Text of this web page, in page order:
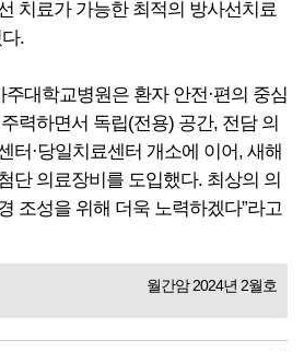
치료가 가능한 최적의 방사선치료
.
주대학교병원은 환자 안전·편의 중심
력하면서 독립(전용) 공간, 전담 의
터·당일치료센터 개소에 이어, 새해
단 의료장비를 도입했다. 최상의 의
조성을 위해 더욱 노력하겠다”라고
월간암 2024년 2월호